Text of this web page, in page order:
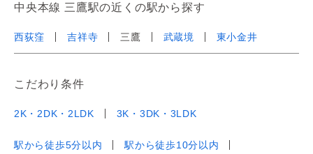
中央本線 三鷹駅の近くの駅から探す
西荻窪 吉祥寺 三鷹 武蔵境 東小金井
こだわり条件
2K・2DK・2LDK 3K・3DK・3LDK
駅から徒歩5分以内
駅から徒歩10分以内